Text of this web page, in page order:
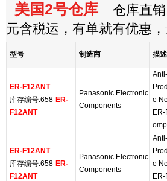
美国2号仓库 仓库直销
元含税运，有单就有优惠
型号 制造商 描述
ER-F12ANT
库存编号:658-ER-
F12ANT
Panasonic Electronic
Components
e
ER-F12ANT
库存编号:658-ER-
F12ANT
Panasonic Electronic
Components
e